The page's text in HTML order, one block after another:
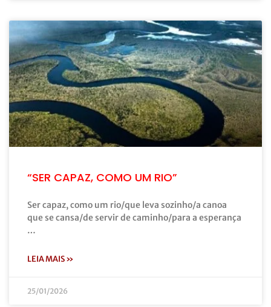
“SER CAPAZ, COMO UM RIO”
Ser capaz, como um rio/que leva sozinho/a canoa
que se cansa/de servir de caminho/para a esperança
…
LEIA MAIS »
25/01/2026